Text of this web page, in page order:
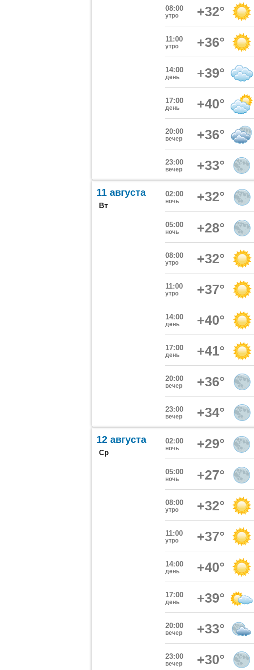
08:00
утро +32°
11:00
утро +36°
14:00
день +39°
17:00
день +40°
20:00
вечер +36°
23:00
вечер +33°
11 августа
Вт
02:00
ночь +32°
05:00
ночь +28°
08:00
утро +32°
11:00
утро +37°
14:00
день +40°
17:00
день +41°
20:00
вечер +36°
23:00
вечер +34°
12 августа
Ср
02:00
ночь +29°
05:00
ночь +27°
08:00
утро +32°
11:00
утро +37°
14:00
день +40°
17:00
день +39°
20:00
вечер +33°
23:00
вечер +30°